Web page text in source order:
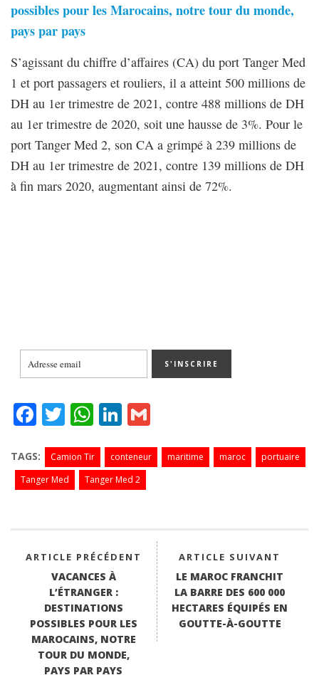
possibles pour les Marocains, notre tour du monde,
pays par pays
S’agissant du chiffre d’affaires (CA) du port Tanger Med
1 et port passagers et rouliers, il a atteint 500 millions de
DH au 1er trimestre de 2021, contre 488 millions de DH
au 1er trimestre de 2020, soit une hausse de 3%. Pour le
port Tanger Med 2, son CA a grimpé à 239 millions de
DH au 1er trimestre de 2021, contre 139 millions de DH
à fin mars 2020, augmentant ainsi de 72%.
Fa
bo
ok
T
tte
r
W
ts
A
Li
ed
In
ail
TAGS: Camion Tir conteneur maritime maroc
portuaire
Tanger Med
Tanger Med 2
ARTICLE PRÉCÉDENT
VACANCES À
L’ÉTRANGER :
DESTINATIONS
POSSIBLES POUR LES
MAROCAINS, NOTRE
TOUR DU MONDE,
PAYS PAR PAYS
ARTICLE SUIVANT
LE MAROC FRANCHIT
LA BARRE DES 600 000
HECTARES ÉQUIPÉS EN
GOUTTE-À-GOUTTE